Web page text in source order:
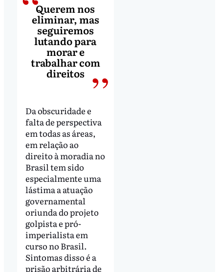
Querem nos
eliminar, mas
seguiremos
lutando para
morar e
trabalhar com
direitos
Da obscuridade e
falta de perspectiva
em todas as áreas,
em relação ao
direito à moradia no
Brasil tem sido
especialmente uma
lástima a atuação
governamental
oriunda do projeto
golpista e pró-
imperialista em
curso no Brasil.
Sintomas disso é a
prisão arbitrária de